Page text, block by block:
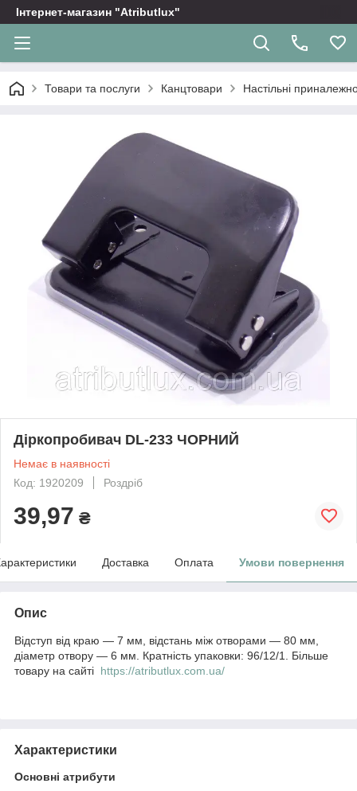
Інтернет-магазин "Atributlux"
Товари та послуги Канцтовари Настільні
Діркопробивач DL-233 ЧОРНИЙ
Немає в наявності
Код: 1920209
Роздріб
39,97 ₴
Доставка Оплата Умови повернення
Опис
Відступ від краю — 7 мм, відстань між отворами — 80 мм,
діаметр отвору — 6 мм. Кратність упаковки: 96/12/1. Більше
товару на сайті https://atributlux.com.ua/
Характеристики
Основні атрибути